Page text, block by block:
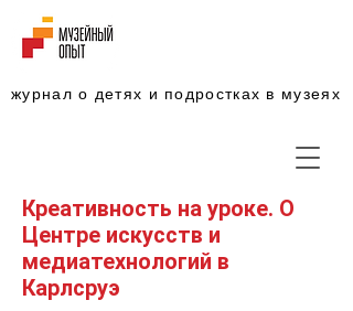
журнал о детях и подростках в музеях
Креативность на уроке. О
Центре искусств и
медиатехнологий в
Карлсруэ